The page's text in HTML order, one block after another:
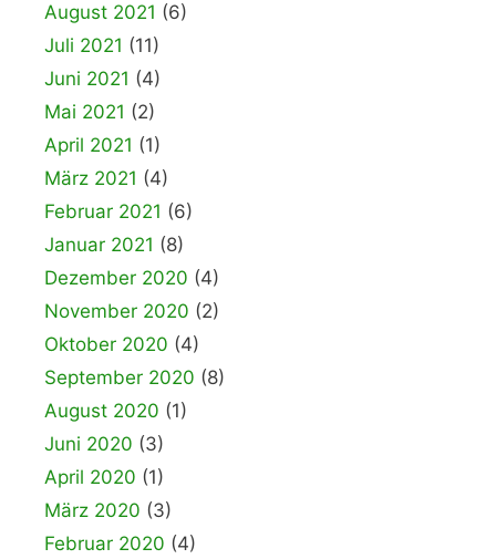
August 2021 (6)
Juli 2021 (11)
Juni 2021 (4)
Mai 2021 (2)
April 2021 (1)
März 2021 (4)
Februar 2021 (6)
Januar 2021 (8)
Dezember 2020 (4)
November 2020 (2)
Oktober 2020 (4)
September 2020 (8)
August 2020 (1)
Juni 2020 (3)
April 2020 (1)
März 2020 (3)
Februar 2020 (4)